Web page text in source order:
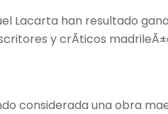
Lacarta han resultado
y crÃ­ticos
considerada una obra